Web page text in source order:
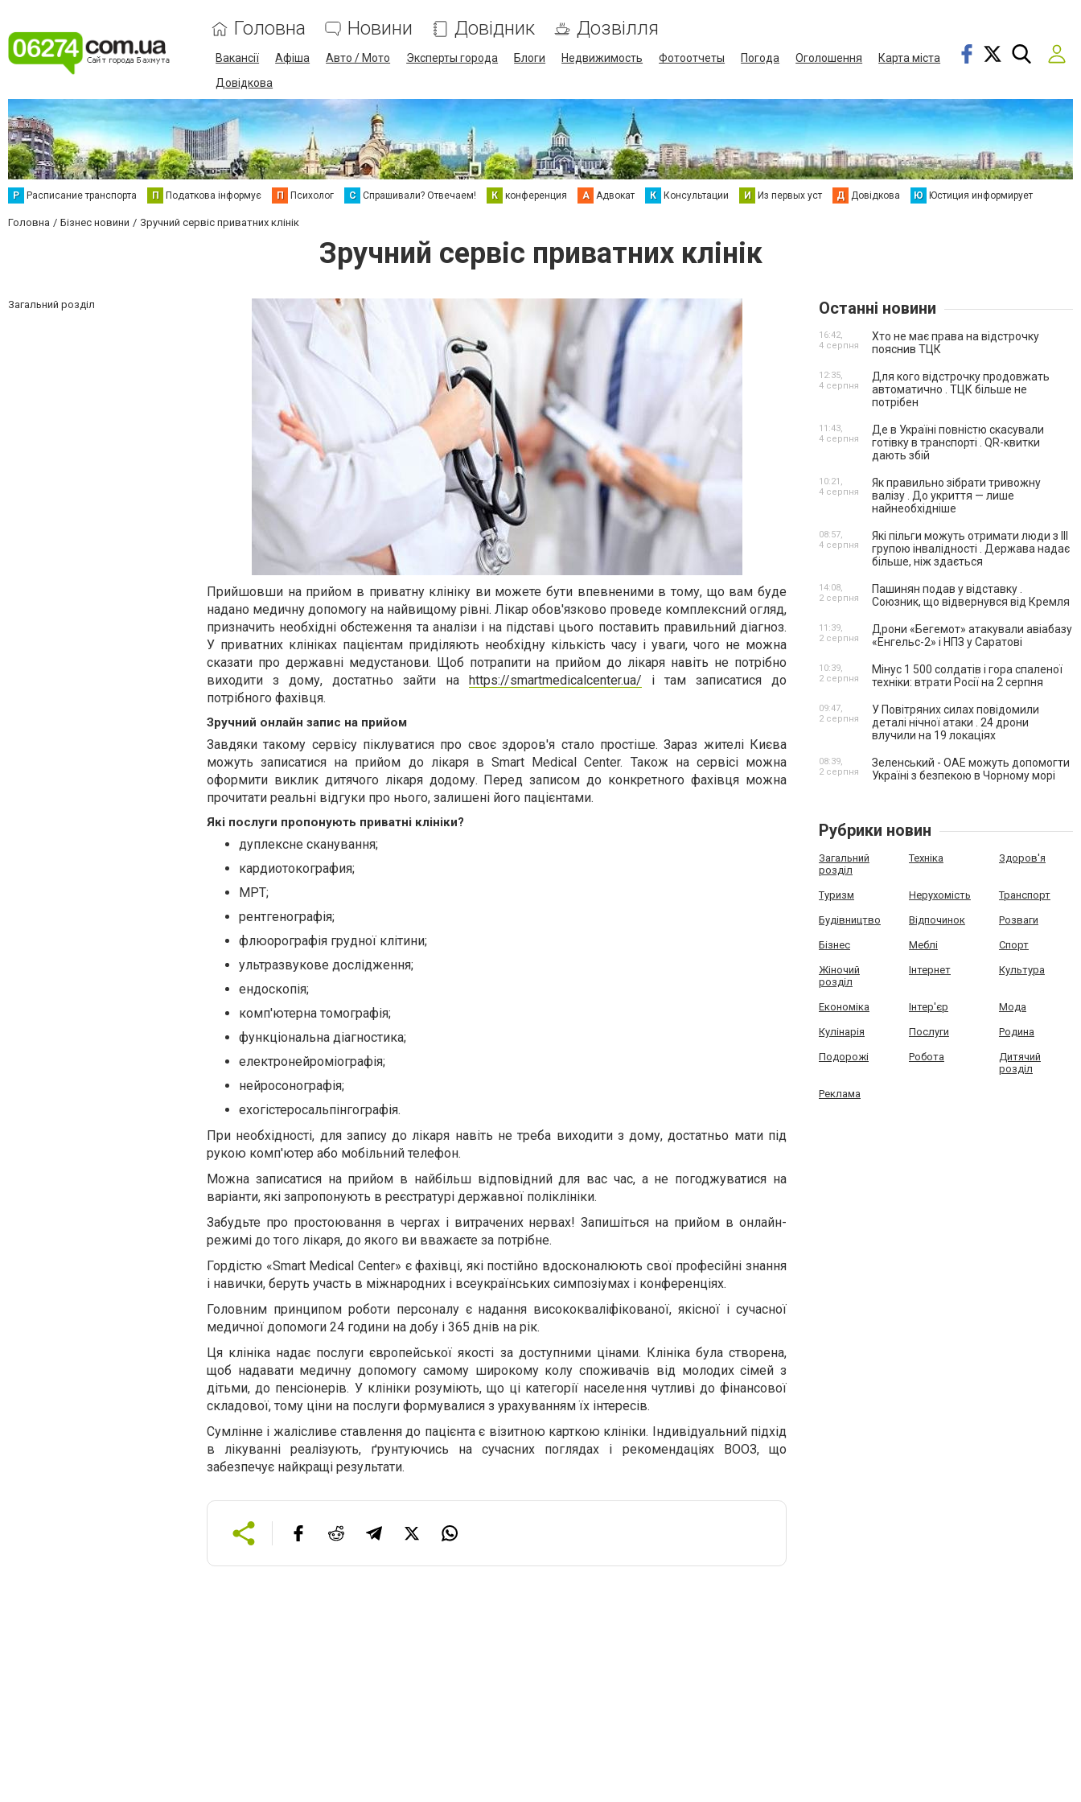
Головна Новини Довідник Дозвілля
Вакансії Афіша Авто / Мото Эксперты города Блоги Недвижимость Фотоотчеты Погода Оголошення
Карта міста
Довідкова
Р Расписание транспорта П Податкова інформує П Психолог С Спрашивали? Отвечаем! К конференция А Адвокат К Консультации И Из первых уст Д Довідкова Ю Юстиция информирует
Головна Бізнес новини Зручний сервіс приватних клінік
Зручний сервіс приватних клінік
Загальний розділ
Прийшовши на прийом в приватну клініку ви можете бути впевненими в тому, що вам буде
надано медичну допомогу на найвищому рівні. Лікар обов'язково проведе комплексний огляд,
призначить необхідні обстеження та аналізи і на підставі цього поставить правильний діагноз.
У приватних клініках пацієнтам приділяють необхідну кількість часу і уваги, чого не можна
сказати про державні медустанови. Щоб потрапити на прийом до лікаря навіть не потрібно
виходити з дому, достатньо зайти на https://smartmedicalcenter.ua/ і там записатися до
потрібного фахівця.
Зручний онлайн запис на прийом
Завдяки такому сервісу піклуватися про своє здоров'я стало простіше. Зараз жителі Києва
можуть записатися на прийом до лікаря в Smart Medical Center. Також на сервісі можна
оформити виклик дитячого лікаря додому. Перед записом до конкретного фахівця можна
прочитати реальні відгуки про нього, залишені його пацієнтами.
Які послуги пропонують приватні клініки?
дуплексне сканування;
кардиотокография;
МРТ;
рентгенографія;
флюорографія грудної клітини;
ультразвукове дослідження;
ендоскопія;
комп'ютерна томографія;
функціональна діагностика;
електронейроміографія;
нейросонографія;
ехогістеросальпінгографія.
При необхідності, для запису до лікаря навіть не треба виходити з дому, достатньо мати під
рукою комп'ютер або мобільний телефон.
Можна записатися на прийом в найбільш відповідний для вас час, а не погоджуватися на
варіанти, які запропонують в реєстратурі державної поліклініки.
Забудьте про простоювання в чергах і витрачених нервах! Запишіться на прийом в онлайн-
режимі до того лікаря, до якого ви вважаєте за потрібне.
Гордістю «Smart Medical Center» є фахівці, які постійно вдосконалюють свої професійні знання
і навички, беруть участь в міжнародних і всеукраїнських симпозіумах і конференціях.
Головним принципом роботи персоналу є надання висококваліфікованої, якісної і сучасної
медичної допомоги 24 години на добу і 365 днів на рік.
Ця клініка надає послуги європейської якості за доступними цінами. Клініка була створена,
щоб надавати медичну допомогу самому широкому колу споживачів від молодих сімей з
дітьми, до пенсіонерів. У клініки розуміють, що ці категорії населення чутливі до фінансової
складової, тому ціни на послуги формувалися з урахуванням їх інтересів.
Сумлінне і жалісливе ставлення до пацієнта є візитною карткою клініки. Індивідуальний підхід
в лікуванні реалізують, ґрунтуючись на сучасних поглядах і рекомендаціях ВООЗ, що
забезпечує найкращі результати.
Останні новини
Хто не має права на відстрочку
пояснив ТЦК
16:42,
4 серпня
Для кого відстрочку продовжать
автоматично . ТЦК більше не
потрібен
12:35,
4 серпня
Де в Україні повністю скасували
готівку в транспорті . QR-квитки
дають збій
11:43,
4 серпня
Як правильно зібрати тривожну
валізу . До укриття — лише
найнеобхідніше
10:21,
4 серпня
Які пільги можуть отримати люди з III
групою інвалідності . Держава надає
більше, ніж здається
08:57,
4 серпня
Пашинян подав у відставку .
Союзник, що відвернувся від Кремля
14:08,
2 серпня
Дрони «Бегемот» атакували авіабазу
«Енгельс-2» і НПЗ у Саратові
11:39,
2 серпня
Мінус 1 500 солдатів і гора спаленої
техніки: втрати Росії на 2 серпня
10:39,
2 серпня
У Повітряних силах повідомили
деталі нічної атаки . 24 дрони
влучили на 19 локаціях
09:47,
2 серпня
Зеленський - ОАЕ можуть допомогти
Україні з безпекою в Чорному морі
08:39,
2 серпня
Рубрики новин
Загальний
розділ
Техніка Здоров'я
Туризм Нерухомість Транспорт
Будівництво Відпочинок Розваги
Бізнес Меблі Спорт
Жіночий
розділ
Інтернет Культура
Економіка Інтер'єр Мода
Кулінарія Послуги Родина
Подорожі Робота
Дитячий
розділ
Реклама